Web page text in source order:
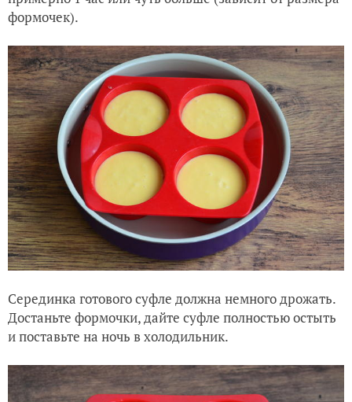
формочек).
Серединка готового суфле должна немного дрожать.
Достаньте формочки, дайте суфле полностью остыть
и поставьте на ночь в холодильник.